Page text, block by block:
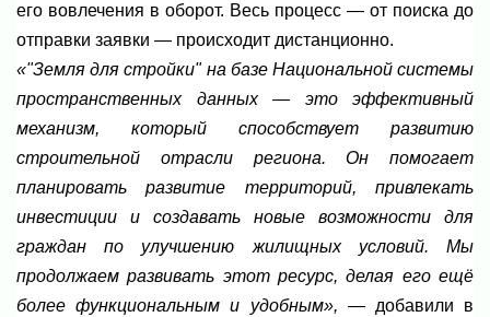
его вовлечения в оборот. Весь процесс — от поиска до
отправки заявки — происходит дистанционно.
«"Земля для стройки" на базе Национальной системы
пространственных данных — это эффективный
механизм, который способствует развитию
строительной отрасли региона. Он помогает
планировать развитие территорий, привлекать
инвестиции и создавать новые возможности для
граждан по улучшению жилищных условий. Мы
продолжаем развивать этот ресурс, делая его ещё
более функциональным и удобным», — добавили в